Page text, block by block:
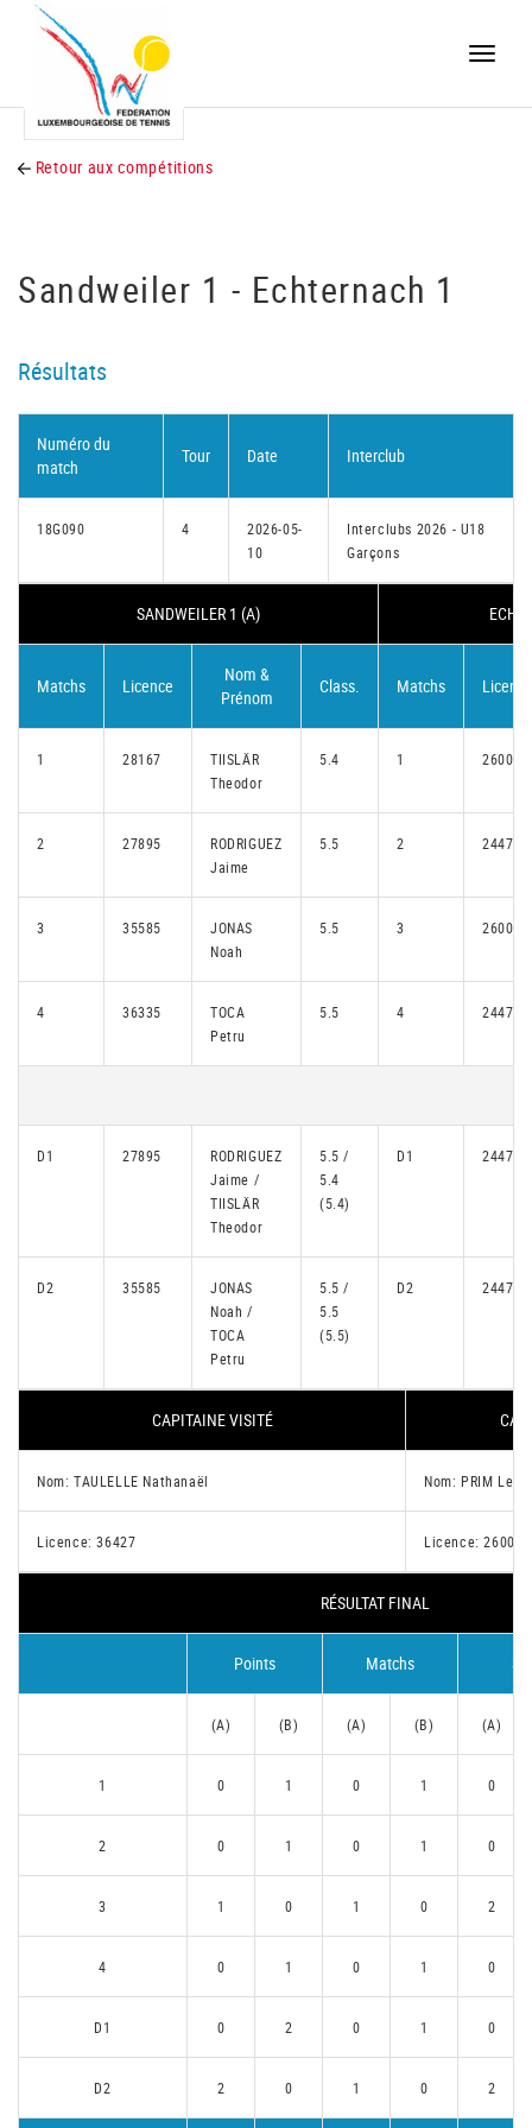
Toggle
Retour aux compétitions
Sandweiler 1 - Echternach 1
Résultats
Numéro du
match
Tour Date Interclub
18G090 4
2026-05-
10
Interclubs 2026 - U18
Garçons
SANDWEILER 1 (A)
Matchs Licence
Nom &
Prénom
Class. Matchs Licence
1 28167
TIISLÄR
Theodor
5.4 1 26006
2 27895
RODRIGUEZ
Jaime
5.5 2 24475
3 35585
JONAS
Noah
5.5 3 26004
4 36335
TOCA
Petru
5.5 4 24473
D1 27895
RODRIGUEZ
Jaime /
TIISLÄR
Theodor
5.5 /
5.4
(5.4)
D1 24475
D2 35585
JONAS
Noah /
TOCA
Petru
5.5 /
5.5
(5.5)
D2 24473
CAPITAINE VISITÉ
Nom: TAULELLE Nathanaël Nom: PRIM
Licence: 36427 Licence: 26006
RÉSULTAT FINAL
Points Matchs
(A) (B) (A) (B) (A)
1 0 1 0 1 0
2 0 1 0 1 0
3 1 0 1 0 2
4 0 1 0 1 0
D1 0 2 0 1 0
D2 2 0 1 0 2